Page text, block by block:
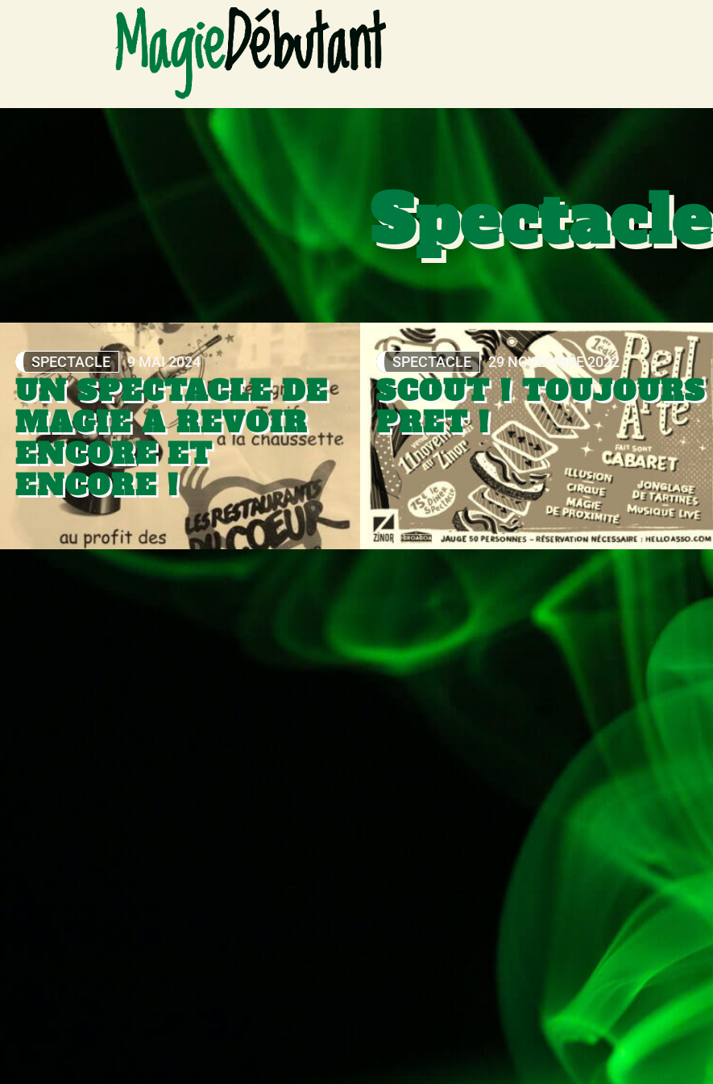
Spectacle
SPECTACLE 9 MAI 2024
UN SPECTACLE DE
MAGIE A REVOIR
ENCORE ET
ENCORE !
SPECTACLE 29 NOVEMBRE 2022
SCOUT ! TOUJOURS
PRET !